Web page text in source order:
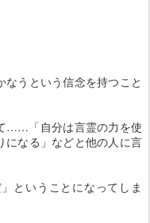
うという信念を持つこと
……「自分は言霊の力を使
になる」などと他の人に言
ということになってしま